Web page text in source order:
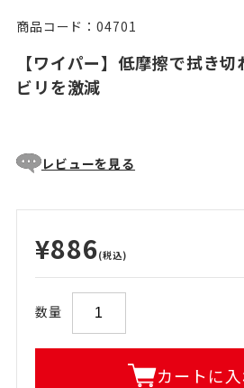
商品コード：04701
【ワイパー】低摩擦で拭き
ビリを激減
レビューを見る
¥886(税込)
数量
カートに